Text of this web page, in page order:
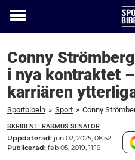
Toggle
Conny
i nya kontraktet
karriären
Sportbibeln » Sport »
SKRIBENT: RASMUS SENATOR
Uppdaterad: jun 02, 2025, 08:52
Publicerad: feb 05, 2019, 11:19